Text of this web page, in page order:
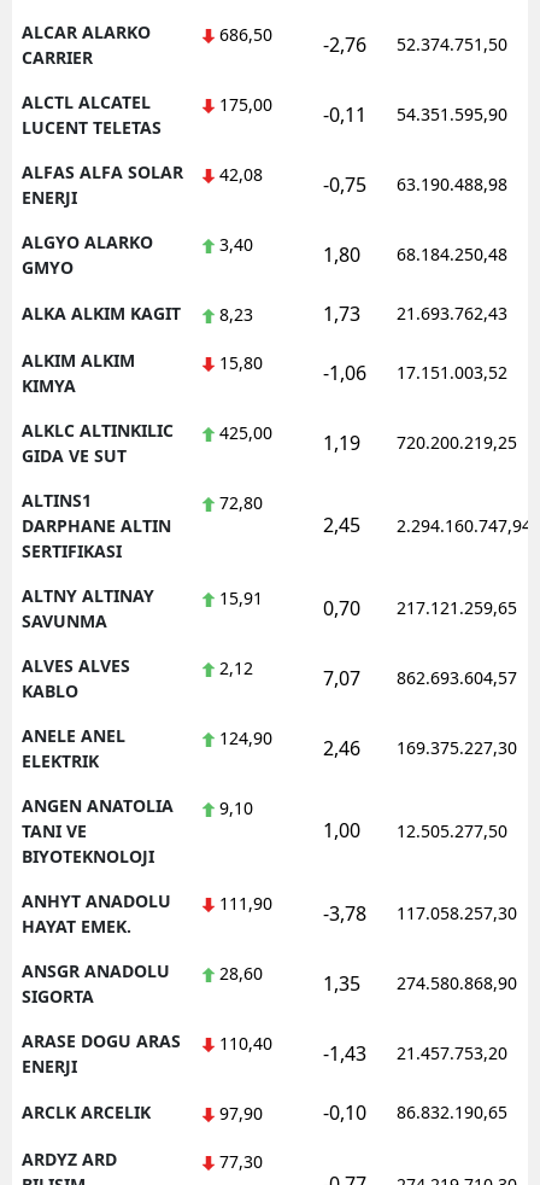
Uşak
Zonguldak
Aksaray
Batman
Yalova
Karabük
Osmaniye
ALCAR ALARKO
CARRIER
686,50 -2,76 52.374.751,50
ALCTL ALCATEL
LUCENT TELETAS
175,00 -0,11 54.351.595,90
ALFAS ALFA SOLAR
ENERJI
42,08 -0,75 63.190.488,98
ALGYO ALARKO
GMYO
3,40 1,80 68.184.250,48
ALKA ALKIM KAGIT 8,23 1,73 21.693.762,43
ALKIM ALKIM
KIMYA
15,80 -1,06 17.151.003,52
ALKLC ALTINKILIC
GIDA VE SUT
425,00 1,19 720.200.219,25
ALTINS1
DARPHANE ALTIN
SERTIFIKASI
72,80
2,45 2.294.160.747,94
ALTNY ALTINAY
SAVUNMA
15,91 0,70 217.121.259,65
ALVES ALVES
KABLO
2,12 7,07 862.693.604,57
ANELE ANEL
ELEKTRIK
124,90 2,46 169.375.227,30
ANGEN ANATOLIA
TANI VE
BIYOTEKNOLOJI
9,10
1,00 12.505.277,50
ANHYT ANADOLU
HAYAT EMEK.
111,90 -3,78 117.058.257,30
ANSGR ANADOLU
SIGORTA
28,60 1,35 274.580.868,90
ARASE DOGU ARAS
ENERJI
110,40 -1,43 21.457.753,20
ARCLK ARCELIK 97,90 -0,10 86.832.190,65
ARDYZ ARD
77,30